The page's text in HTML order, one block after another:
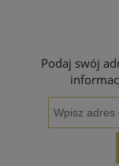
Podaj swój